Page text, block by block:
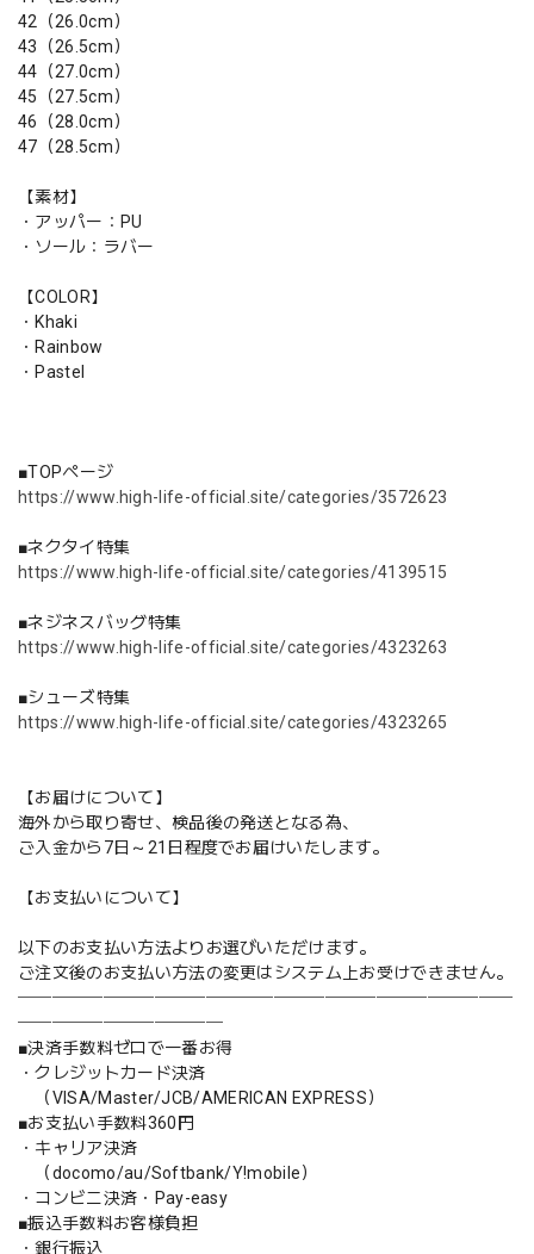
42（26.0cm）
43（26.5cm）
44（27.0cm）
45（27.5cm）
46（28.0cm）
47（28.5cm）
【素材】
・アッパー：PU
・ソール：ラバー
【COLOR】
・Khaki
・Rainbow
・Pastel
■TOPページ
https://www.high-life-official.site/categories/3572623
■ネクタイ特集
https://www.high-life-official.site/categories/4139515
■ネジネスバッグ特集
https://www.high-life-official.site/categories/4323263
■シューズ特集
https://www.high-life-official.site/categories/4323265
【お届けについて】
海外から取り寄せ、検品後の発送となる為、
ご入金から7日～21日程度でお届けいたします。
【お支払いについて】
以下のお支払い方法よりお選びいただけます。
ご注文後のお支払い方法の変更はシステム上お受けできません。
─────────────────────────────
────────────
■決済手数料ゼロで一番お得
・クレジットカード決済
（VISA/Master/JCB/AMERICAN EXPRESS）
■お支払い手数料360円
・キャリア決済
（docomo/au/Softbank/Y!mobile）
・コンビニ決済・Pay-easy
■振込手数料お客様負担
・銀行振込